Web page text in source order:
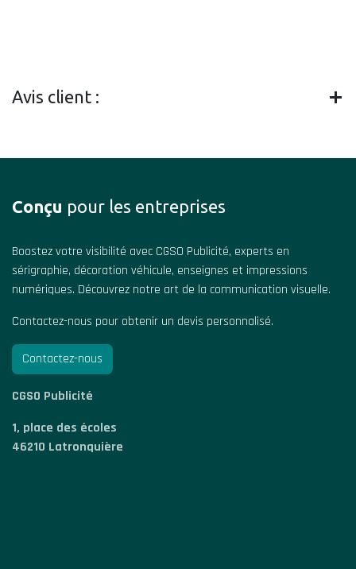
Avis client :
Conçu pour les entreprises
Boostez votre visibilité avec CGSO Publicité, experts en
sérigraphie, décoration véhicule, enseignes et impressions
numériques. Découvrez notre art de la communication visuelle.
Contactez-nous pour obtenir un devis personnalisé.
Contactez-nous
CGSO Publicité
1, place des écoles
46210 Latronquière